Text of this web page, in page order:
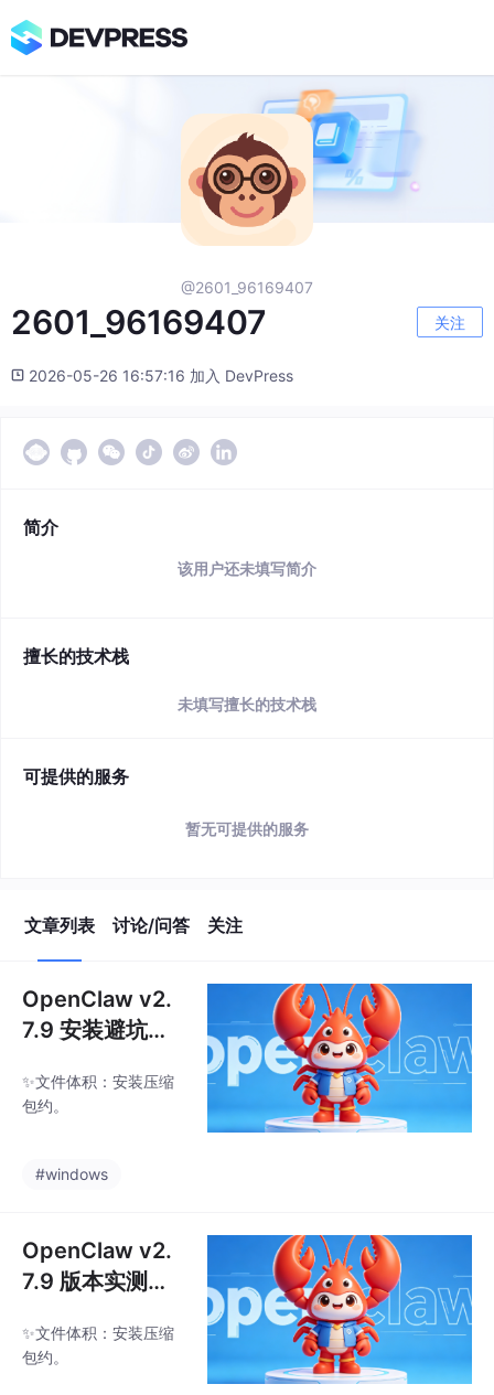
@2601_96169407
2601_96169407 关注
2026-05-26 16:57:16 加入 DevPress
简介
该用户还未填写简介
擅长的技术栈
未填写擅长的技术栈
可提供的服务
暂无可提供的服务
文章列表 讨论/问答 关注
OpenClaw v2.
7.9 安装避坑，
案
✨文件体积：安装压缩
包约。
#windows
OpenClaw v2.
7.9 版本实测，4
速搭建本地 AI
助手
✨文件体积：安装压缩
包约。